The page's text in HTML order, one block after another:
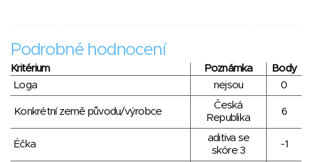
Podrobné hodnocení
Kritérium Poznámka
Body
Loga
nejsou 0
Konkrétní země původu/výrobce
Česká
Republika
6
Éčka
aditiva se
skóre 3
-1